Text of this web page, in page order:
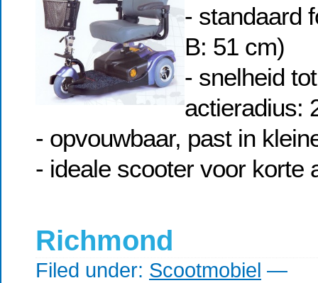
- standaard
B: 51 cm)
- snelheid
actieradius:
- opvouwbaar, past in
- ideale scooter voor korte
Richmond
Filed under: Scootmobiel —